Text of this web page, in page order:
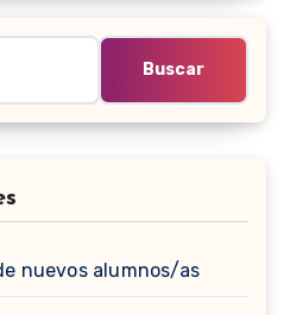
nuevos alumnos/as